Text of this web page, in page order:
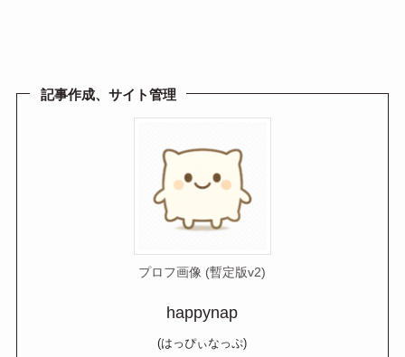
a
記事作成、サイト管理
プロフ画像 (暫定版v2)
happynap
(はっぴぃなっぷ)